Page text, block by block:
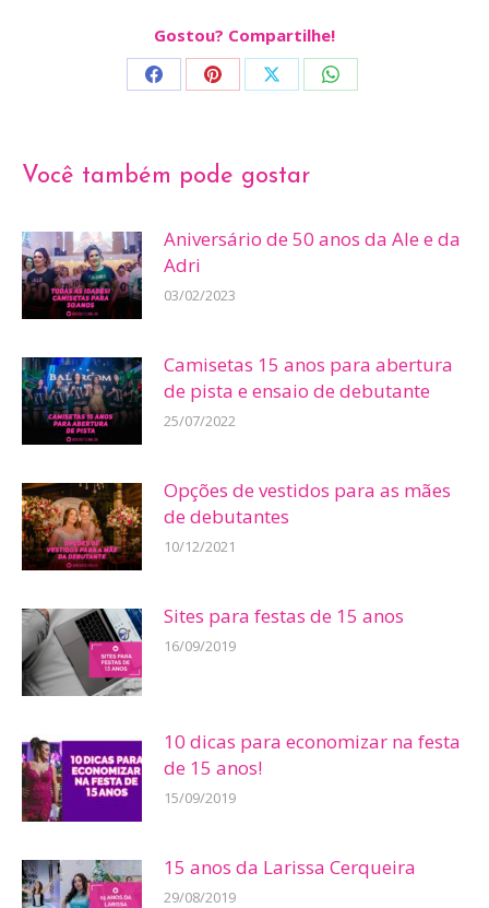
Gostou? Compartilhe!
Share Share Share Share
Você também pode gostar
Aniversário de 50 anos da Ale e da
Adri
03/02/2023
Camisetas 15 anos para abertura
de pista e ensaio de debutante
25/07/2022
Opções de vestidos para as mães
de debutantes
10/12/2021
Sites para festas de 15 anos
16/09/2019
10 dicas para economizar na festa
de 15 anos!
15/09/2019
15 anos da Larissa Cerqueira
29/08/2019